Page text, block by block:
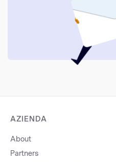
AZIENDA
About
Partners